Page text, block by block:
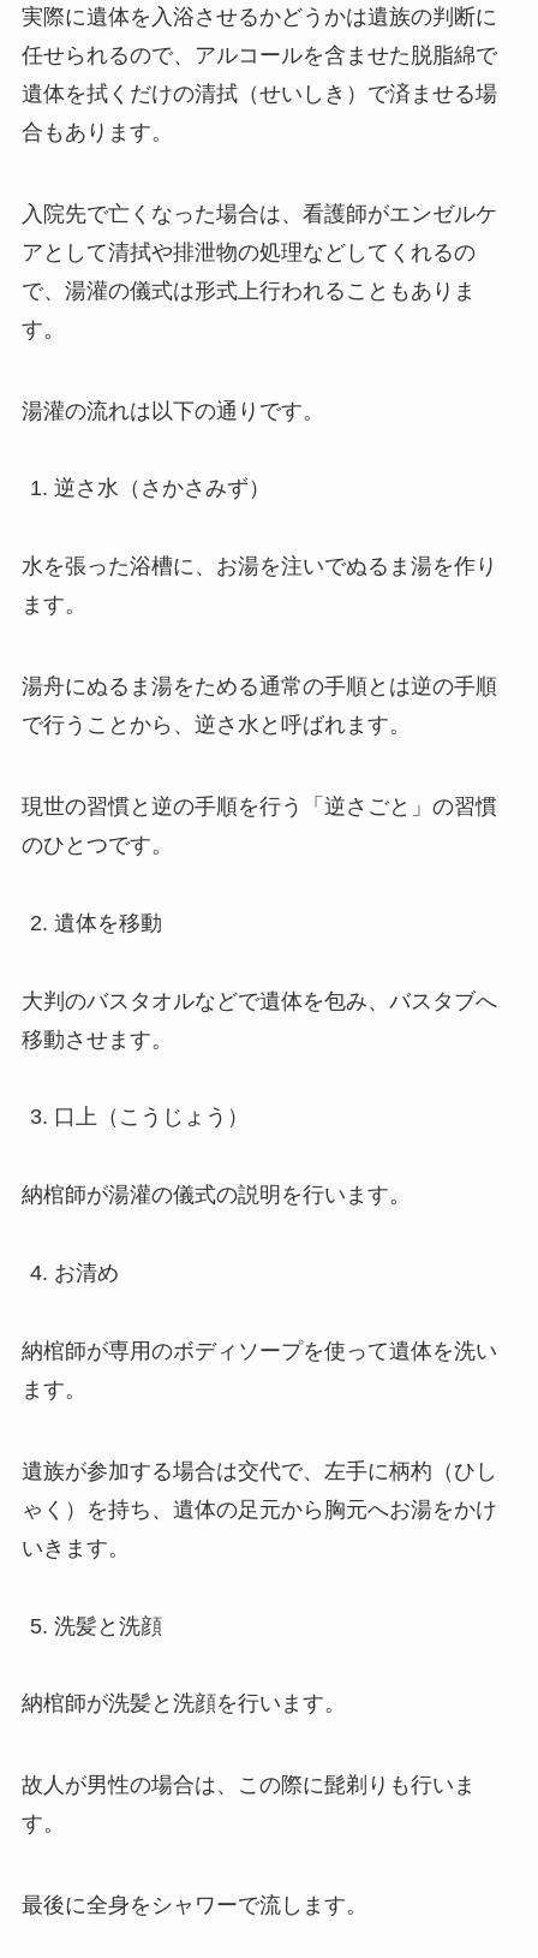
実際に遺体を入浴させるかどうかは遺族の判断に
任せられるので、アルコールを含ませた脱脂綿で
遺体を拭くだけの清拭（せいしき）で済ませる場
合もあります。
入院先で亡くなった場合は、看護師がエンゼルケ
アとして清拭や排泄物の処理などしてくれるの
で、湯灌の儀式は形式上行われることもありま
す。
湯灌の流れは以下の通りです。
逆さ水（さかさみず）
水を張った浴槽に、お湯を注いでぬるま湯を作り
ます。
湯舟にぬるま湯をためる通常の手順とは逆の手順
で行うことから、逆さ水と呼ばれます。
現世の習慣と逆の手順を行う「逆さごと」の習慣
のひとつです。
遺体を移動
大判のバスタオルなどで遺体を包み、バスタブへ
移動させます。
口上（こうじょう）
納棺師が湯灌の儀式の説明を行います。
お清め
納棺師が専用のボディソープを使って遺体を洗い
ます。
遺族が参加する場合は交代で、左手に柄杓（ひし
ゃく）を持ち、遺体の足元から胸元へお湯をかけ
いきます。
洗髪と洗顔
納棺師が洗髪と洗顔を行います。
故人が男性の場合は、この際に髭剃りも行いま
す。
最後に全身をシャワーで流します。